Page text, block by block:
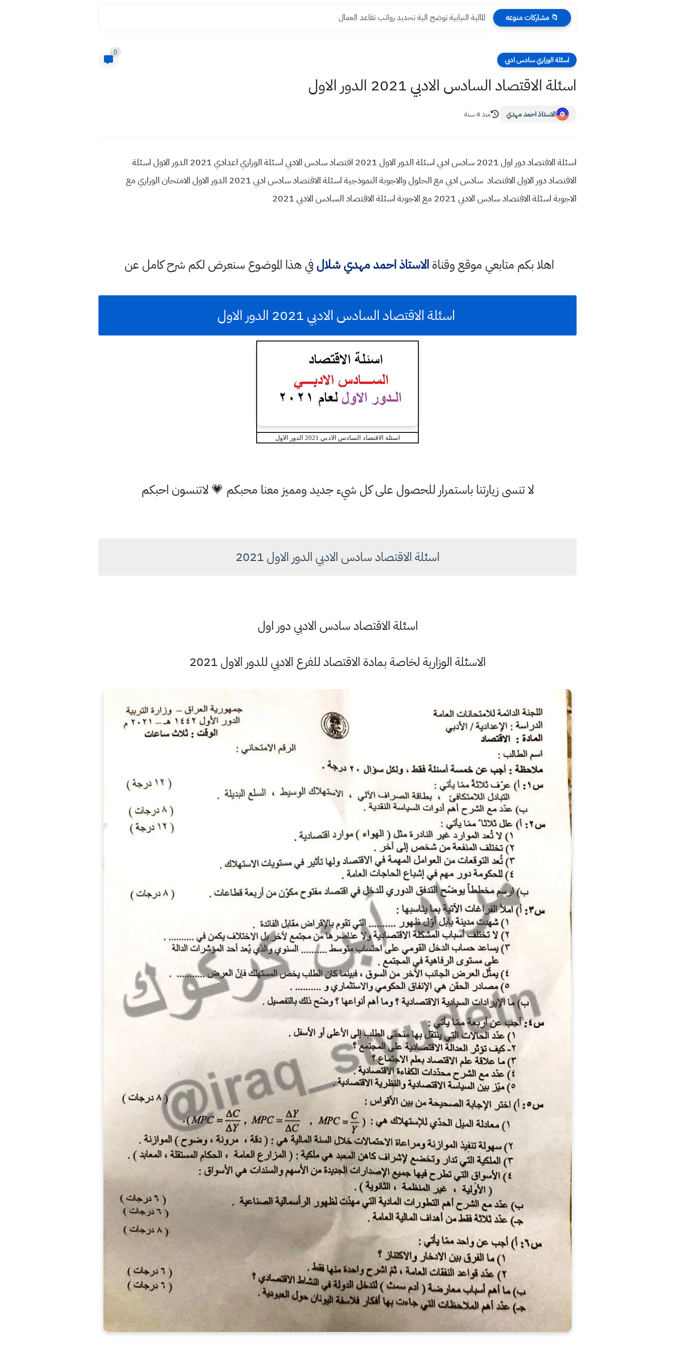
📁 مشاركات منوعه المالية النيابية توضح الية تحديد رواتب تقاعد العمال
اسئلة الوزاري سادس ادبي
0
اسئلة الاقتصاد السادس الادبي 2021 الدور الاول
الاستاذ احمد مهدي منذ 4 سنة
اسئلة الاقتصاد دور اول 2021 سادس ادبي اسئلة الدور الاول 2021 اقتصاد سادس الادبي اسئلة الوزاري اعدادي 2021 الدور الاول اسئلة
الاقتصاد دور الاول الاقتصاد سادس ادبي مع الحلول والاجوبة النموذجية اسئلة الاقتصاد سادس ادبي 2021 الدور الاول الامتحان الوزاري مع
الاجوبة اسئلة الاقتصاد سادس الادبي 2021 مع الاجوبة اسئلة الاقتصاد السادس الادبي 2021
اهلا بكم متابعي موقع وقناةالاستاذ احمد مهدي شلالفي هذا الموضوع سنعرض لكم شرح كامل عن
اسئلة الاقتصاد السادس الادبي 2021 الدور الاول
اسئلة الاقتصاد السادس الادبي 2021 الدور الاول
لا تنسى زيارتنا باستمرار للحصول على كل شيء جديد ومميز معنا محبكم 💗 لاتنسون احبكم
اسئلة الاقتصاد سادس الادبي الدور الاول 2021
اسئلة الاقتصاد سادس الادبي دور اول
الاسئلة الوزارية لخاصة بمادة الاقتصاد للفرع الادبي للدور الاول 2021